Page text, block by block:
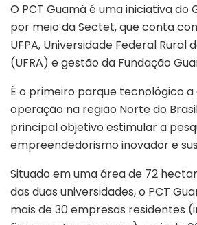
O PCT Guamá é uma iniciativa do
por meio da Sectet, que conta
UFPA, Universidade Federal Rural
(UFRA) e gestão da Fundação
É o primeiro parque tecnológico
operação na região Norte do
principal objetivo estimular a
empreendedorismo inovador e
Situado em uma área de 72
das duas universidades, o PCT
mais de 30 empresas residentes